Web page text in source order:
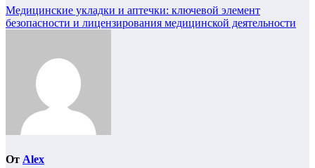
Навигация
по
Медицинские укладки и аптечки: ключевой элемент
безопасности и лицензирования медицинской деятельности
От Alex